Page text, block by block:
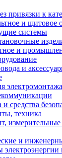
привязки к
и щитовое
системы
и
и
электромонтажа
и средства
техника
и